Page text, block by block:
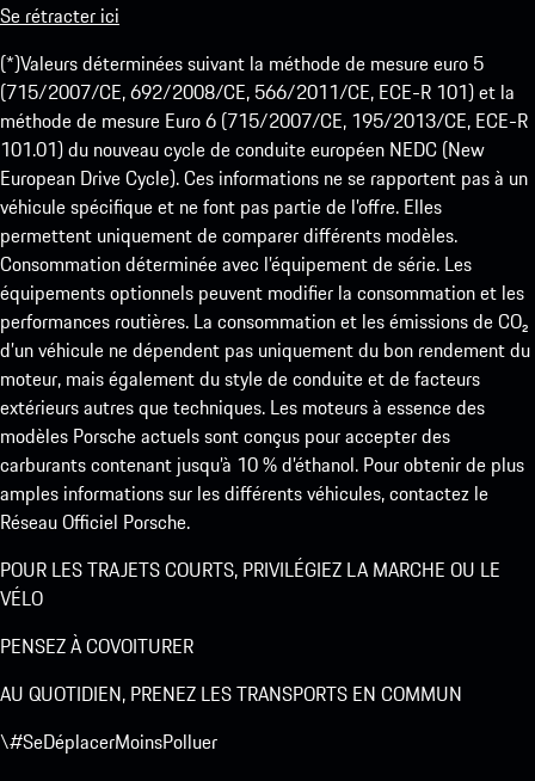
Se rétracter ici
(*)Valeurs déterminées suivant la méthode de mesure euro 5
(715/2007/CE, 692/2008/CE, 566/2011/CE, ECE-R 101) et la
méthode de mesure Euro 6 (715/2007/CE, 195/2013/CE, ECE-R
101.01) du nouveau cycle de conduite européen NEDC (New
European Drive Cycle). Ces informations ne se rapportent pas à un
véhicule spécifique et ne font pas partie de l’offre. Elles
permettent uniquement de comparer différents modèles.
Consommation déterminée avec l’équipement de série. Les
équipements optionnels peuvent modifier la consommation et les
performances routières. La consommation et les émissions de CO₂
d’un véhicule ne dépendent pas uniquement du bon rendement du
moteur, mais également du style de conduite et de facteurs
extérieurs autres que techniques. Les moteurs à essence des
modèles Porsche actuels sont conçus pour accepter des
carburants contenant jusqu’à 10 % d’éthanol. Pour obtenir de plus
amples informations sur les différents véhicules, contactez le
Réseau Officiel Porsche.
POUR LES TRAJETS COURTS, PRIVILÉGIEZ LA MARCHE OU LE
VÉLO
PENSEZ À COVOITURER
AU QUOTIDIEN, PRENEZ LES TRANSPORTS EN COMMUN
\#SeDéplacerMoinsPolluer